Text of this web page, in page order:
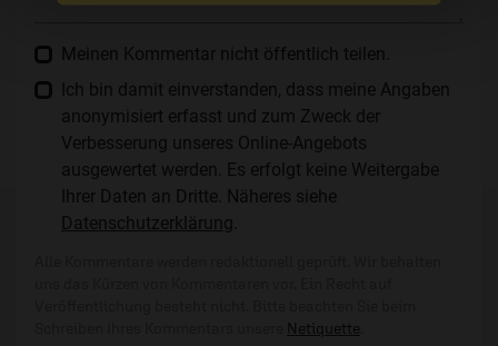
Meinen Kommentar nicht öffentlich teilen.
Ich bin damit einverstanden, dass meine Angaben
anonymisiert erfasst und zum Zweck der
Verbesserung unseres Online-Angebots
ausgewertet werden. Es erfolgt keine Weitergabe
Ihrer Daten an Dritte. Näheres siehe
Datenschutzerklärung
Netiquette